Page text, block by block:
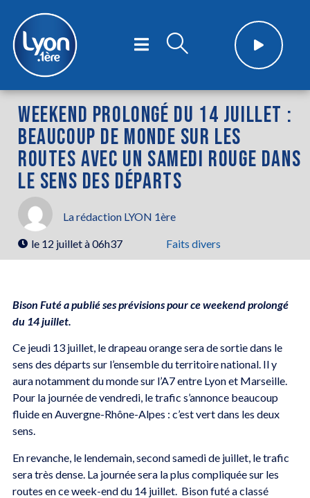
WEEKEND PROLONGÉ DU 14 JUILLET :
BEAUCOUP DE MONDE SUR LES
ROUTES AVEC UN SAMEDI ROUGE DANS
LE SENS DES DÉPARTS
La rédaction LYON 1ère
le 12 juillet à 06h37 Faits divers
Bison Futé a publié ses prévisions pour ce weekend prolongé
du 14 juillet.
Ce jeudi 13 juillet, le drapeau orange sera de sortie dans le
sens des départs sur l’ensemble du territoire national. Il y
aura notamment du monde sur l’A7 entre Lyon et Marseille.
Pour la journée de vendredi, le trafic s’annonce beaucoup
fluide en Auvergne-Rhône-Alpes : c’est vert dans les deux
sens.
En revanche, le lendemain, second samedi de juillet, le trafic
sera très dense. La journée sera la plus compliquée sur les
routes en ce week-end du 14 juillet. Bison futé a classé